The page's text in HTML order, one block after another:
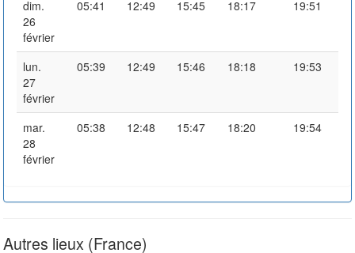
dim.
26
février
05:41 12:49 15:45 18:17 19:51
lun.
27
février
05:39 12:49 15:46 18:18 19:53
mar.
28
février
05:38 12:48 15:47 18:20 19:54
Autres lieux (France)